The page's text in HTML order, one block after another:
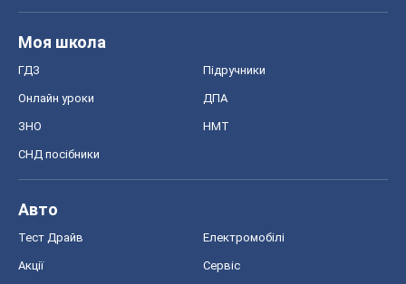
Моя школа
ГДЗ Підручники
Онлайн уроки ДПА
ЗНО НМТ
СНД посібники
Авто
Тест Драйв Електромобілі
Акції Сервіс